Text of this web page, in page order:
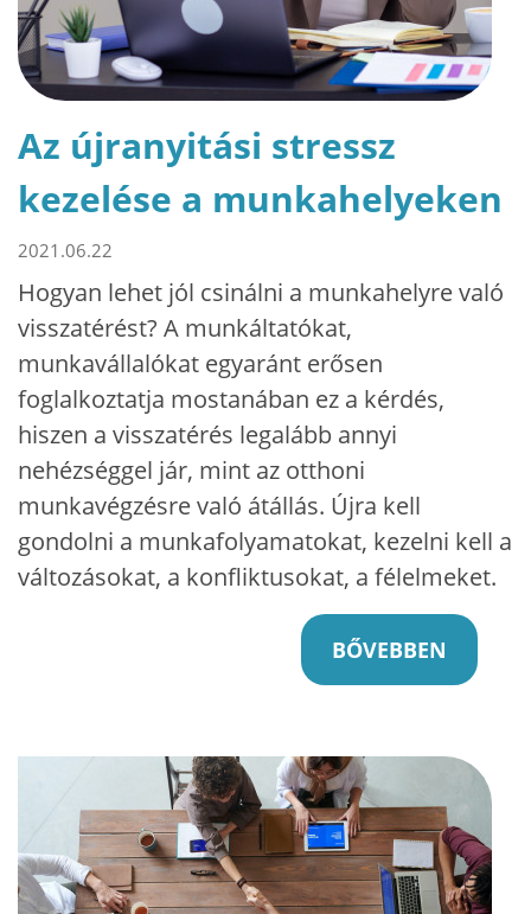
Az újranyitási stressz
kezelése a munkahelyeken
2021.06.22
Hogyan lehet jól csinálni a munkahelyre való
visszatérést? A munkáltatókat,
munkavállalókat egyaránt erősen
foglalkoztatja mostanában ez a kérdés,
hiszen a visszatérés legalább annyi
nehézséggel jár, mint az otthoni
munkavégzésre való átállás. Újra kell
gondolni a munkafolyamatokat, kezelni kell a
változásokat, a konfliktusokat, a félelmeket.
BŐVEBBEN